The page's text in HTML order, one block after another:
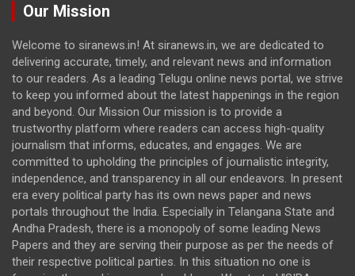
Our Mission
Welcome to siranews.in! At siranews.in, we are dedicated to
delivering accurate, timely, and relevant news and information
to our readers. As a leading Telugu online news portal, we strive
to keep you informed about the latest happenings in the region
and beyond. Our Mission Our mission is to provide a
trustworthy platform where readers can access high-quality
journalism that informs, educates, and engages. We are
committed to upholding the principles of journalistic integrity,
independence, and transparency in all our endeavors. In present
era every political party has its own news paper and news
portals throughout the India. Especially in Telangana State and
Andha Pradesh, there is a monopoly of some leading News
Papers and they are serving their purpose as per the needs of
their respective political parties. In this situation no one is